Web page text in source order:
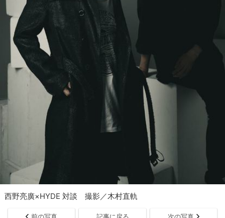
西野亮廣×HYDE 対談 撮影／木村直軌